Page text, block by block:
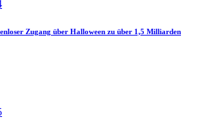
Zugang über Halloween zu über 1,5 Milliarden